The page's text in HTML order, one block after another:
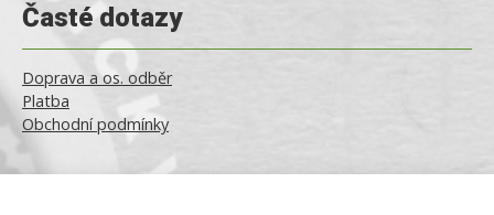
Časté dotazy
Doprava a os. odběr
Platba
Obchodní podmínky